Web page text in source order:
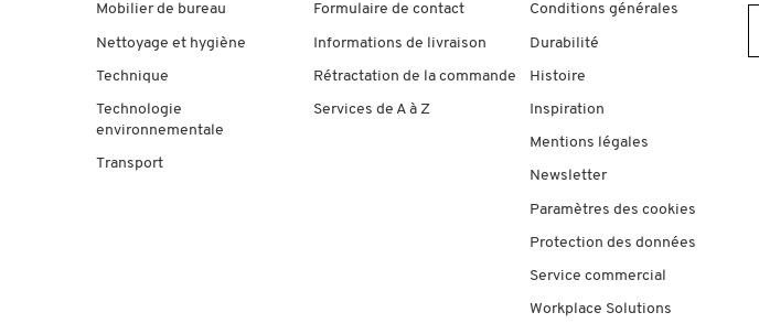
Mobilier de bureau
Nettoyage et hygiène
Technique
Technologie
environnementale
Transport
Formulaire de contact
Informations de livraison
Rétractation de la commande
Services de A à Z
Conditions générales
Durabilité
Histoire
Inspiration
Mentions légales
Newsletter
Paramètres des cookies
Protection des données
Service commercial
Workplace Solutions